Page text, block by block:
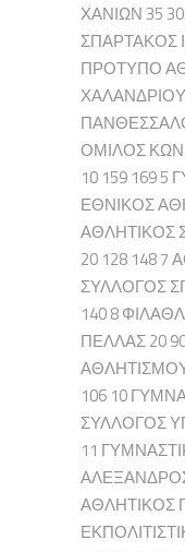
ΧΑΝΙΩΝ 35
ΣΠΑΡΤΑΚΟΣ
ΠΡΟΤΥΠΟ
ΧΑΛΑΝΔΡΙΟΥ
ΟΜΙΛΟΣ
10 159 169
ΕΘΝΙΚΟΣ
ΑΘΛΗΤΙΚΟΣ
20 128 148
ΣΥΛΛΟΓΟΣ
140 8
ΠΕΛΛΑΣ 20
106 10
ΣΥΛΛΟΓΟΣ
11
ΑΘΛΗΤΙΚΟΣ